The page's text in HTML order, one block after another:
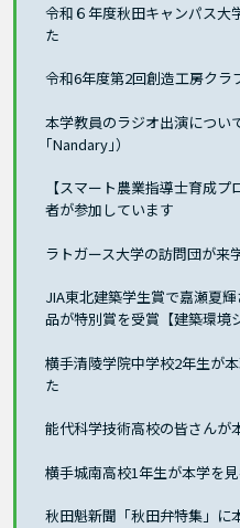
令和６年度秋田キャンパス大
た
令和6年度第2回創造工房クラ
本学教員のラジオ出演につい
｢Nandary｣）
【スマート農業指導士育成
者が参加しています
ラトガース大学の訪問団が来
JIA東北建築学生賞で嘉瀬夏
品が特別賞を受賞【建築環境
横手清陵学院中学校2年生が
た
能代科学技術高校の皆さんが
横手城南高校1年生が本学を
秋田魁新聞「秋田弁特集」に